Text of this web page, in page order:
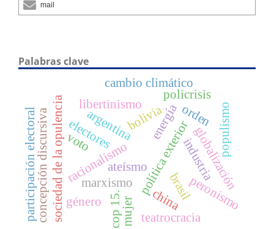
mail
Palabras clave
política exterior
energía
argentinabolivia
brasil
libertinismo
ateísmo
racionalismo
marxismo
sociedad de la opulencia orden
globalización
policrisis
china
industria
electores
voto
cambio climático
cop 15. teatrocracia
concepción discursiva populismo
peronismo
participación electoral género mujer